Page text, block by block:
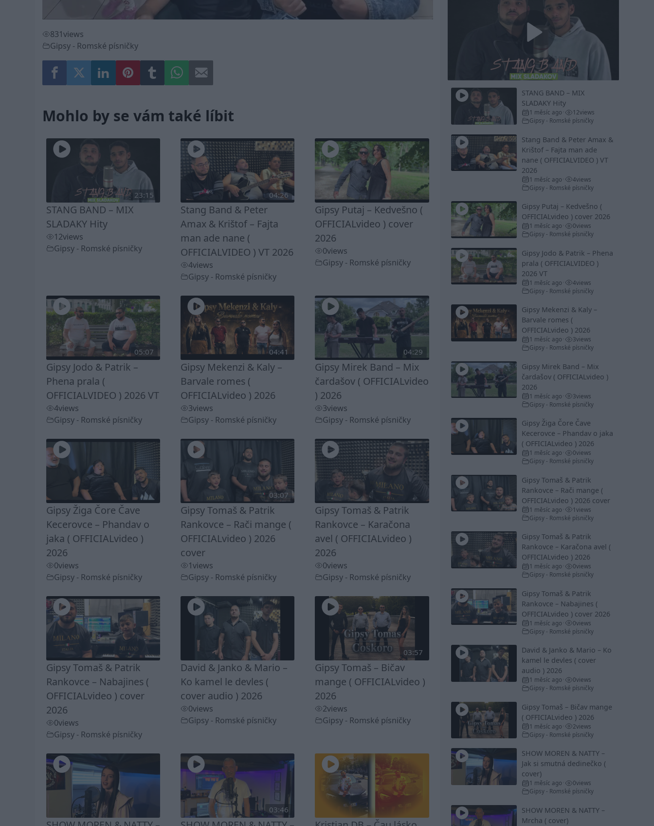
831views
Gipsy - Romské písničky
Mohlo by se vám také líbit
23:15
STANG BAND – MIX
SLADAKY Hity
12views
Gipsy - Romské písničky
04:26
Stang Band & Peter
Amax & Krištof – Fajta
man ade nane (
OFFICIALVIDEO ) VT 2026
4views
Gipsy - Romské písničky
Gipsy Putaj – Kedvešno (
OFFICIALvideo ) cover
2026
0views
Gipsy - Romské písničky
05:07
Gipsy Jodo & Patrik –
Phena prala (
OFFICIALVIDEO ) 2026 VT
4views
Gipsy - Romské písničky
04:41
Gipsy Mekenzi & Kaly –
Barvale romes (
OFFICIALvideo ) 2026
3views
Gipsy - Romské písničky
04:29
Gipsy Mirek Band – Mix
čardašov ( OFFICIALvideo
) 2026
3views
Gipsy - Romské písničky
Gipsy Žiga Čore Čave
Kecerovce – Phandav o
jaka ( OFFICIALvideo )
2026
0views
Gipsy - Romské písničky
03:07
Gipsy Tomaš & Patrik
Rankovce – Rači mange (
OFFICIALvideo ) 2026
cover
1views
Gipsy - Romské písničky
Gipsy Tomaš & Patrik
Rankovce – Karačona
avel ( OFFICIALvideo )
2026
0views
Gipsy - Romské písničky
Gipsy Tomaš & Patrik
Rankovce – Nabajines (
OFFICIALvideo ) cover
2026
0views
Gipsy - Romské písničky
David & Janko & Mario –
Ko kamel le devles (
cover audio ) 2026
0views
Gipsy - Romské písničky
03:57
Gipsy Tomaš – Bičav
mange ( OFFICIALvideo )
2026
2views
Gipsy - Romské písničky
03:46
Play
Video
STANG BAND – MIX
SLADAKY Hity
1 měsíc ago 12views
Gipsy - Romské písničky
Stang Band & Peter Amax &
Krištof – Fajta man ade
nane ( OFFICIALVIDEO ) VT
2026
1 měsíc ago 4views
Gipsy - Romské písničky
Gipsy Putaj – Kedvešno (
OFFICIALvideo ) cover 2026
1 měsíc ago 0views
Gipsy - Romské písničky
Gipsy Jodo & Patrik – Phena
prala ( OFFICIALVIDEO )
2026 VT
1 měsíc ago 4views
Gipsy - Romské písničky
Gipsy Mekenzi & Kaly –
Barvale romes (
OFFICIALvideo ) 2026
1 měsíc ago 3views
Gipsy - Romské písničky
Gipsy Mirek Band – Mix
čardašov ( OFFICIALvideo )
2026
1 měsíc ago 3views
Gipsy - Romské písničky
Gipsy Žiga Čore Čave
Kecerovce – Phandav o jaka
( OFFICIALvideo ) 2026
1 měsíc ago 0views
Gipsy - Romské písničky
Gipsy Tomaš & Patrik
Rankovce – Rači mange (
OFFICIALvideo ) 2026 cover
1 měsíc ago 1views
Gipsy - Romské písničky
Gipsy Tomaš & Patrik
Rankovce – Karačona avel (
OFFICIALvideo ) 2026
1 měsíc ago 0views
Gipsy - Romské písničky
Gipsy Tomaš & Patrik
Rankovce – Nabajines (
OFFICIALvideo ) cover 2026
1 měsíc ago 0views
Gipsy - Romské písničky
David & Janko & Mario – Ko
kamel le devles ( cover
audio ) 2026
1 měsíc ago 0views
Gipsy - Romské písničky
Gipsy Tomaš – Bičav mange
( OFFICIALvideo ) 2026
1 měsíc ago 2views
Gipsy - Romské písničky
SHOW MOREN & NATTY –
Jak si smutná dedinečko (
cover)
1 měsíc ago 0views
Gipsy - Romské písničky
SHOW MOREN & NATTY –
Mrcha ( cover)